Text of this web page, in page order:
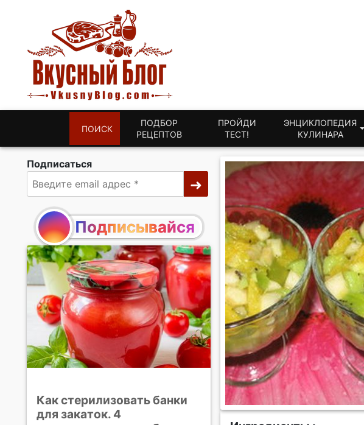
ПОИСК
ПОДБОР
РЕЦЕПТОВ
ПРОЙДИ
ТЕСТ!
ЭНЦИКЛОПЕДИЯ
КУЛИНАРА
Подписаться
Подписывайся
Как стерилизовать банки
для закаток. 4